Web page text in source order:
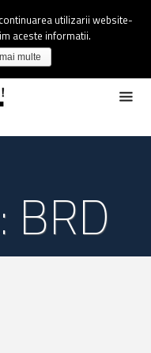
BRD
utilizarii website-
aceste informatii.
multe